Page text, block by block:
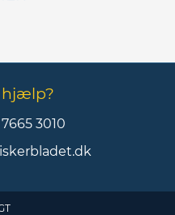
hjælp?
3010